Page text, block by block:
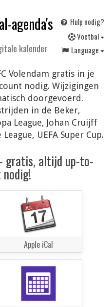
agenda's
kalender
Hulp nodig?
Voetbal
Language
Volendam gratis in je
nodig. Wijzigingen
doorgevoerd.
in de Beker,
League, Johan Cruijff
UEFA Super Cup.
gratis, altijd up-to-
Apple iCal